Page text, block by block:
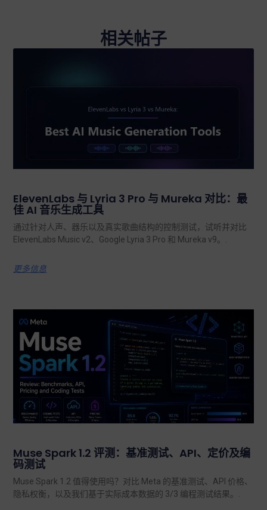
相关帖子
ElevenLabs 与 Lyria 3 Pro 与 Mureka 对比：最
佳 AI 音乐生成工具
通过针对人声、器乐以及真实歌曲结构的控制测试，试听并对比
ElevenLabs Music v2、Google Lyria 3 Pro 和 Mureka v9。.
更多信息
Muse Spark 1.2 评测：基准测试、API、定价及编
码测试
Muse Spark 1.2 值得使用吗？对比 Meta 的基准测试、API 价格、
隐私权衡，以及我们基于实际成本数据的 3/3 编程测试结果。.